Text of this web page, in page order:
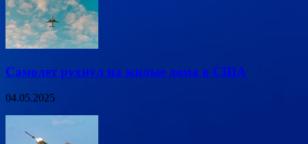
Самолет рухнул на жилые дома в США
04.05.2025